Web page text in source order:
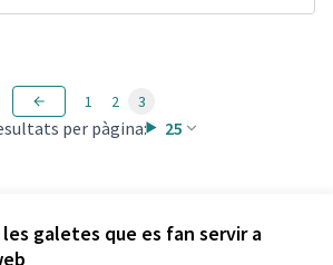
galetes que es fan servir a
per pàgina: 25
1 2 3
retirades